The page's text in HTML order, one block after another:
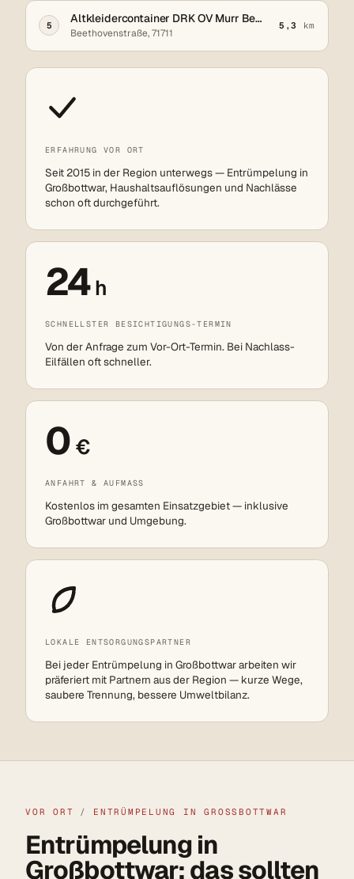
5
Altkleidercontainer DRK OV Murr Beethovenstraße
Beethovenstraße, 71711
5,3 km
ERFAHRUNG VOR ORT
Seit 2015 in der Region unterwegs — Entrümpelung in
Großbottwar, Haushaltsauflösungen und Nachlässe
schon oft durchgeführt.
24h
SCHNELLSTER BESICHTIGUNGS-TERMIN
Von der Anfrage zum Vor-Ort-Termin. Bei Nachlass-
Eilfällen oft schneller.
0 €
ANFAHRT & AUFMASS
Kostenlos im gesamten Einsatzgebiet — inklusive
Großbottwar und Umgebung.
LOKALE ENTSORGUNGSPARTNER
Bei jeder Entrümpelung in Großbottwar arbeiten wir
präferiert mit Partnern aus der Region — kurze Wege,
saubere Trennung, bessere Umweltbilanz.
VOR ORT / ENTRÜMPELUNG IN GROSSBOTTWAR
Entrümpelung in
Großbottwar: das sollten